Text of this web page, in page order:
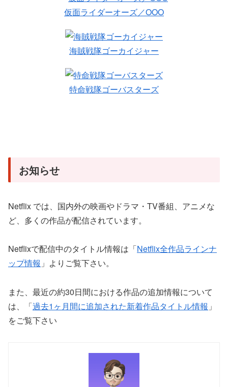
仮面ライダーオーズ／OOO
海賊戦隊ゴーカイジャー
特命戦隊ゴーバスターズ
お知らせ
Netflix では、国内外の映画やドラマ・TV番組、アニメな
ど、多くの作品が配信されています。
Netflixで配信中のタイトル情報は「Netflix全作品ラインナ
ップ情報 」よりご覧下さい。
また、最近の約30日間における作品の追加情報について
は、「過去1ヶ月間に追加された新着作品タイトル情報 」
をご覧下さい